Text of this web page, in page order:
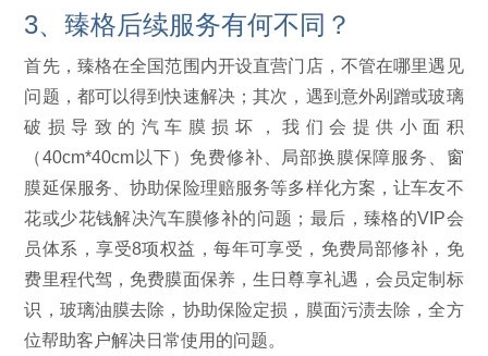
3、臻格后续服务有何不同？
首先，臻格在全国范围内开设直营门店，不管在哪里遇见
问题，都可以得到快速解决；其次，遇到意外剐蹭或玻璃
破损导致的汽车膜损坏，我们会提供小面积
（40cm*40cm以下）免费修补、局部换膜保障服务、窗
膜延保服务、协助保险理赔服务等多样化方案，让车友不
花或少花钱解决汽车膜修补的问题；最后，臻格的VIP会
员体系，享受8项权益，每年可享受，免费局部修补，免
费里程代驾，免费膜面保养，生日尊享礼遇，会员定制标
识，玻璃油膜去除，协助保险定损，膜面污渍去除，全方
位帮助客户解决日常使用的问题。